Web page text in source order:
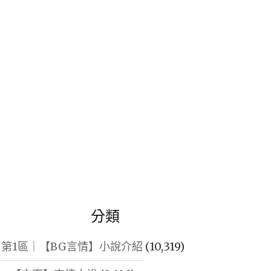
分類
第1區｜【BG言情】小說介紹 (10,319)